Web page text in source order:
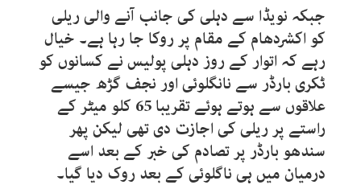
جبکہ نویڈا سے دہلی کی جانب آنے والی ریلی
کو اکشردھام کے مقام پر روکا جا رہا ہے۔ خیال
رہے کہ اتوار کے روز دہلی پولیس نے کسانوں کو
ٹکری بارڈر سے نانگلوئی اور نجف گڑھ جیسے
علاقوں سے ہوتے ہوئے تقریبا 65 کلو میٹر کے
راستے پر ریلی کی اجازت دی تھی لیکن پھر
سندھو بارڈر پر تصادم کی خبر کے بعد اسے
درمیان میں ہی ناگلوئی کے بعد روک دیا گیا۔